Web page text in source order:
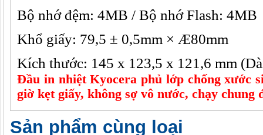
Bộ nhớ đệm: 4MB / Bộ nhớ Flash: 4MB
Khổ giấy: 79,5 ± 0,5mm × Æ80mm
Kích thước: 145 x 123,5 x 121,6 mm
Đầu in nhiệt Kyocera phủ lớp chống xước
giờ kẹt giấy, không sợ vô nước, chạy chung
Sản phẩm cùng loại